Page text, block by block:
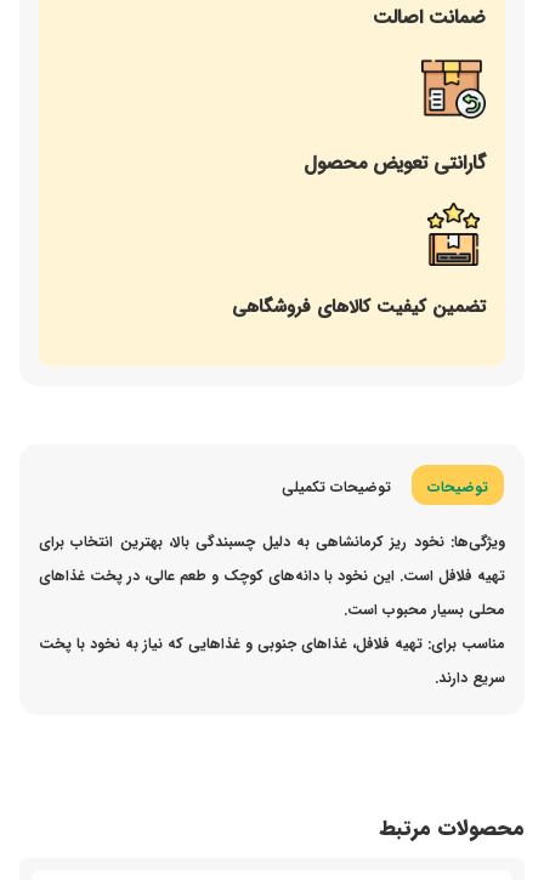
ضمانت اصالت
گارانتی تعویض محصول
تضمین کیفیت کالاهای فروشگاهی
توضیحات توضیحات تکمیلی
ویژگی‌ها:نخود ریز کرمانشاهی به دلیل چسبندگی بالا، بهترین انتخاب برای
تهیه فلافل است. این نخود با دانه‌های کوچک و طعم عالی، در پخت غذاهای
محلی بسیار محبوب است.
مناسب برای: تهیه فلافل، غذاهای جنوبی و غذاهایی که نیاز به نخود با پخت
سریع دارند.
محصولات مرتبط